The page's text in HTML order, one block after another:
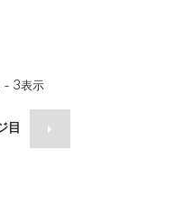
1 - 3表示
目